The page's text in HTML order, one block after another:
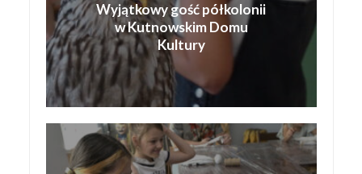
Wyjątkowy gość półkolonii
w Kutnowskim Domu
Kultury